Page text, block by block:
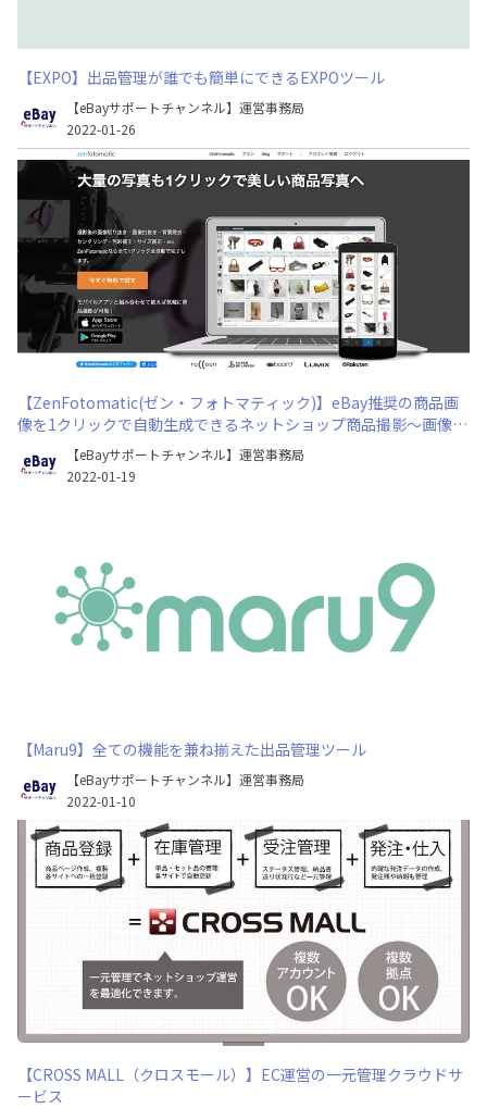
【EXPO】出品管理が誰でも簡単にできるEXPOツール
【eBayサポートチャンネル】運営事務局
2022-01-26
【ZenFotomatic(ゼン・フォトマティック)】eBay推奨の商品画
像を1クリックで自動生成できるネットショップ商品撮影〜画像加
工ツール【eBayサポートチャンネル】運営事務局
2022-01-19
【Maru9】全ての機能を兼ね揃えた出品管理ツール
【eBayサポートチャンネル】運営事務局
2022-01-10
【CROSS MALL（クロスモール）】EC運営の一元管理クラウドサ
ービス